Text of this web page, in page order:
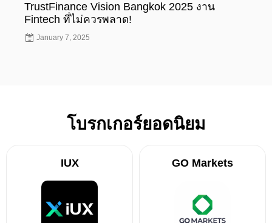
TrustFinance Vision Bangkok 2025 งาน
Fintech ที่ไม่ควรพลาด!
January 7, 2025
โบรกเกอร์ยอดนิยม
IUX GO Markets